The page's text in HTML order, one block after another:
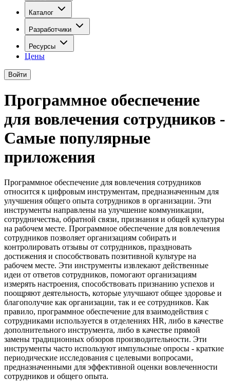
Каталог
Разработчики
Ресурсы
Цены
Войти
Программное обеспечение
для вовлечения сотрудников -
Самые популярные
приложения
Программное обеспечение для вовлечения сотрудников
относится к цифровым инструментам, предназначенным для
улучшения общего опыта сотрудников в организации. Эти
инструменты направлены на улучшение коммуникации,
сотрудничества, обратной связи, признания и общей культуры
на рабочем месте. Программное обеспечение для вовлечения
сотрудников позволяет организациям собирать и
контролировать отзывы от сотрудников, праздновать
достижения и способствовать позитивной культуре на
рабочем месте. Эти инструменты извлекают действенные
идеи от ответов сотрудников, помогают организациям
измерять настроения, способствовать признанию успехов и
поощряют деятельность, которые улучшают общее здоровье и
благополучие как организации, так и ее сотрудников. Как
правило, программное обеспечение для взаимодействия с
сотрудниками используется в отделениях HR, либо в качестве
дополнительного инструмента, либо в качестве прямой
замены традиционных обзоров производительности. Эти
инструменты часто используют импульсные опросы - краткие
периодические исследования с целевыми вопросами,
предназначенными для эффективной оценки вовлеченности
сотрудников и общего опыта.